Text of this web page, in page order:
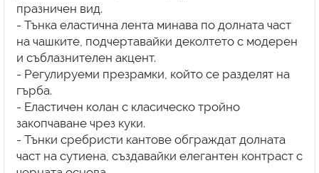
празничен вид.
- Тънка еластична лента минава по долната част
на чашките, подчертавайки деколтето с модерен
и съблазнителен акцент.
- Регулируеми презрамки, който се разделят на
гърба.
- Еластичен колан с класическо тройно
закопчаване чрез куки.
- Тънки сребристи кантове обграждат долната
част на сутиена, създавайки елегантен контраст с